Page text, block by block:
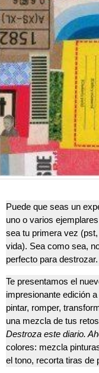
Puede que seas un
uno o varios
sea tu primera vez
vida). Sea como sea,
perfecto para destrozar.
Te presentamos el
impresionante edición
pintar, romper,
una mezcla de tus
Destroza este diario.
colores: mezcla
el tono, recorta tiras de